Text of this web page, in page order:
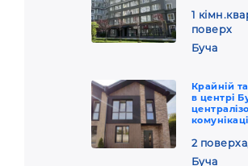
1
поверх
Буча
Крайній
в центрі
2
Буча